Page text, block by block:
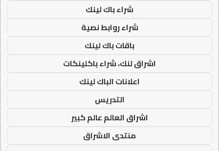
شراء باك لينك
شراء روابط نصية
باقات باك لينك
اشراق لنك، شراء باكلينكات
اعلانات الباك لينك
التدريس
اشراق العالم عالم كبير
منتدى الاشراق